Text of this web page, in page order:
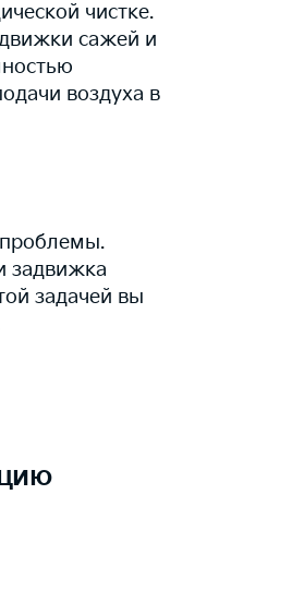
чистке.
сажей и
воздуха в
проблемы.
задвижка
задачей вы